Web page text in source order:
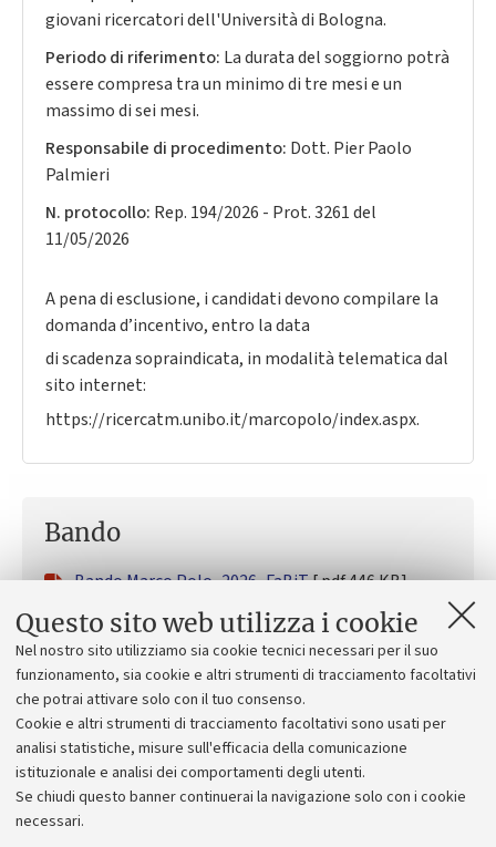
Questo sito web utilizza i cookie
Nel nostro sito utilizziamo sia cookie tecnici necessari per il suo
funzionamento, sia cookie e altri strumenti di tracciamento facoltativi
che potrai attivare solo con il tuo consenso.
Cookie e altri strumenti di tracciamento facoltativi sono usati per
analisi statistiche, misure sull'efficacia della comunicazione
istituzionale e analisi dei comportamenti degli utenti.
Se chiudi questo banner continuerai la navigazione solo con i cookie
necessari.
giovani ricercatori dell'Università di Bologna.
Periodo di riferimento: La durata del soggiorno potrà
essere compresa tra un minimo di tre mesi e un
massimo di sei mesi.
Responsabile di procedimento: Dott. Pier Paolo
Palmieri
N. protocollo: Rep. 194/2026 - Prot. 3261 del
11/05/2026
A pena di esclusione, i candidati devono compilare la
domanda d’incentivo, entro la data
di scadenza sopraindicata, in modalità telematica dal
sito internet:
https://ricercatm.unibo.it/marcopolo/index.aspx.
Bando
Bando Marco Polo_2026_FaBiT[.pdf 446 KB]
Tracce delle prove
La procedura non prevede prove